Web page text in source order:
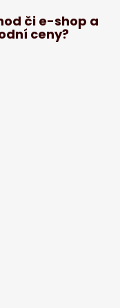
či e-shop a
ceny?